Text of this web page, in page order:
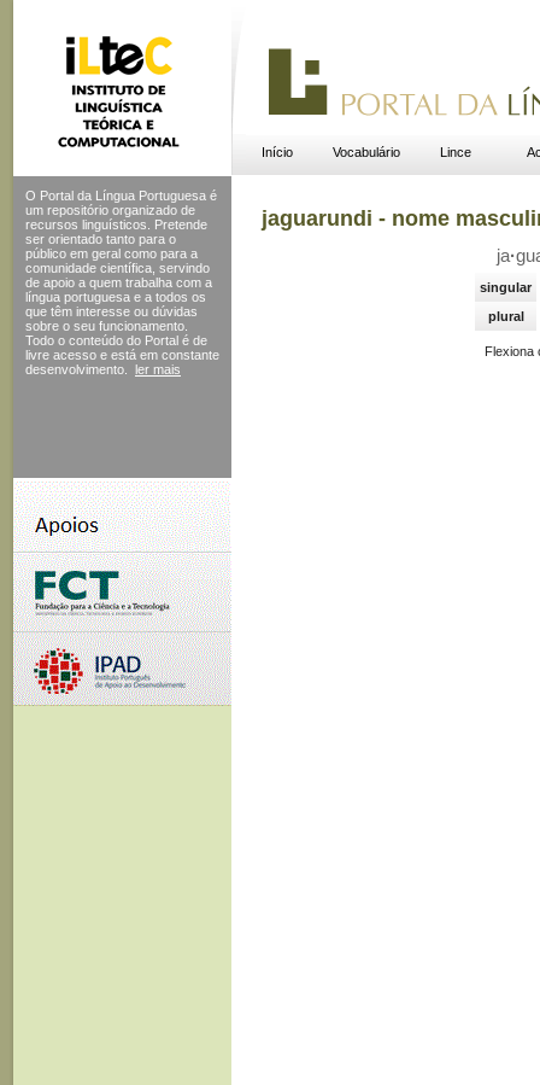
Início Vocabulário Lince
O Portal da Língua Portuguesa é
um repositório organizado de
recursos linguísticos. Pretende
ser orientado tanto para o
público em geral como para a
comunidade científica, servindo
de apoio a quem trabalha com a
língua portuguesa e a todos os
que têm interesse ou dúvidas
sobre o seu funcionamento.
Todo o conteúdo do Portal é de
livre acesso e está em constante
desenvolvimento.
ler mais
jaguarundi - nome
ja·
singular
plural
Flexiona